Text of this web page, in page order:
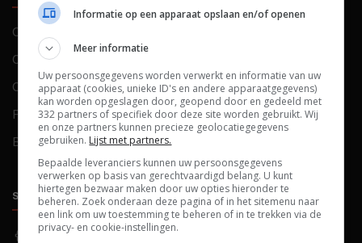
Contact
Over ons
Colofon
FAQ
Blog
Cookies
Cookievoorkeuren
SOCIALS
Facebook
ONTDEKKEN
Informatie op een apparaat opslaan en/of openen
Meer informatie
Uw persoonsgegevens worden verwerkt en informatie van uw
apparaat (cookies, unieke ID's en andere apparaatgegevens)
kan worden opgeslagen door, geopend door en gedeeld met
332 partners of specifiek door deze site worden gebruikt. Wij
en onze partners kunnen precieze geolocatiegegevens
gebruiken. Lijst met partners.
Bepaalde leveranciers kunnen uw persoonsgegevens
verwerken op basis van gerechtvaardigd belang. U kunt
hiertegen bezwaar maken door uw opties hieronder te
beheren. Zoek onderaan deze pagina of in het sitemenu naar
een link om uw toestemming te beheren of in te trekken via de
privacy- en cookie-instellingen.